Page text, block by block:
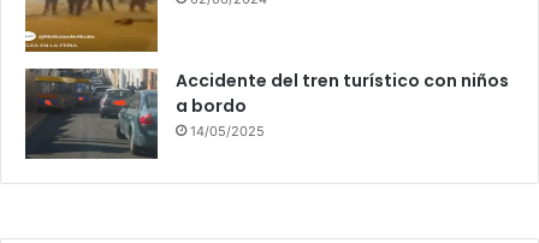
Accidente del tren turístico con niños
a bordo
14/05/2025